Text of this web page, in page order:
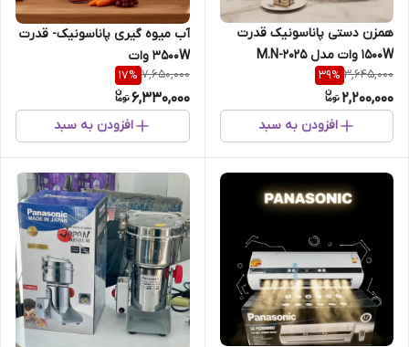
همزن دستی پاناسونیک قدرت
1500W وات مدل M.N-2025
3,645,000
39%
2,200,000
افزودن به سبد
آب میوه گیری پاناسونیک- قدرت
3500W وات
7,650,000
17%
6,330,000
افزودن به سبد